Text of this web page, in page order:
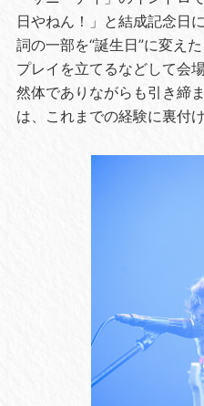
日やねん！」と結成記念日
詞の一部を“誕生日”に変え
プレイを立てるなどして会
然体でありながらも引き締
は、これまでの経験に裏付